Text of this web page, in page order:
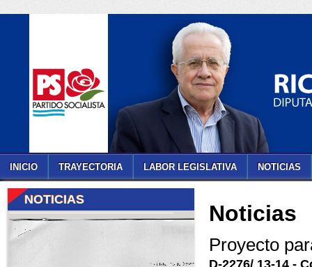
INICIO TRAYECTORIA LABOR LEGISLATIVA NOTICIAS
NOTICIAS
Noticias
Proyecto
D-2276/ 13-14 -